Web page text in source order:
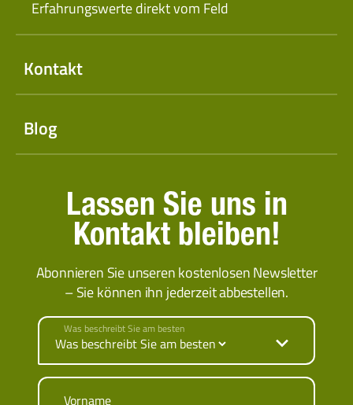
Erfahrungswerte direkt vom Feld
Kontakt
Blog
Lassen Sie uns in
Kontakt bleiben!
Abonnieren Sie unseren kostenlosen Newsletter
– Sie können ihn jederzeit abbestellen.
Was beschreibt Sie am besten
Vorname